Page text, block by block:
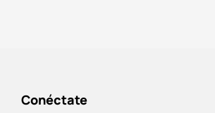
Conéctate